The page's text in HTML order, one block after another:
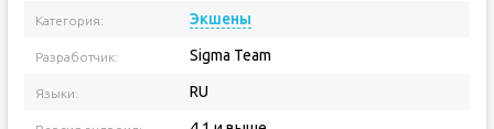
Категория: Экшены
Разработчик: Sigma Team
Языки: RU